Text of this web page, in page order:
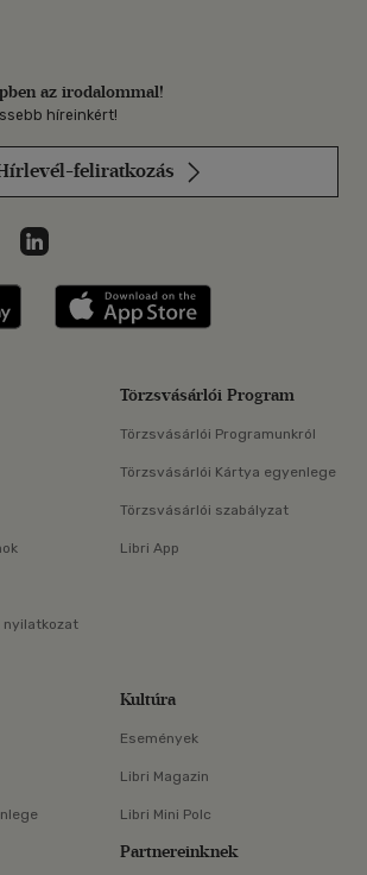
az irodalommal!
híreinkért!
feliratkozás
on
az Instagramon
Libri a LinkedInen
Libri applikáció Szerezd meg: Google
Törzsvásárlói Program
Törzsvásárlói Programunkról
Törzsvásárlói Kártya egyenlege
Törzsvásárlói szabályzat
Libri App
Kultúra
Események
Libri Magazin
Libri Mini Polc
Partnereinknek